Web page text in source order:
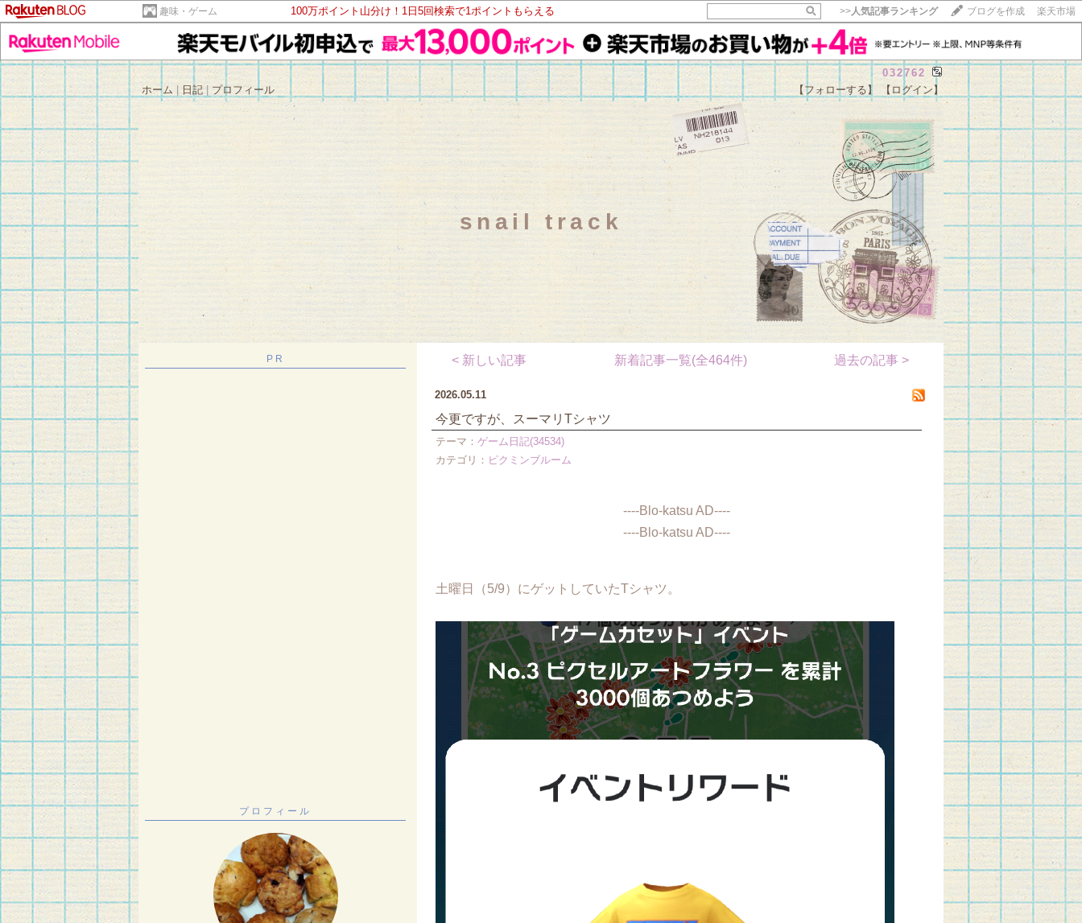
趣味・ゲーム 100万ポイント山分け！1日5回検索で1ポイントもらえる >>人気記事ランキング ブログを作成 楽天市場
032762
ホーム | 日記| プロフィール 【フォローする】 【ログイン】
snail track
【毎日開催】
15記事にいいね！で1ポイント
いいね! --/--
PR
プロフィール
< 新しい記事 新着記事一覧(全464件) 過去の記事 >
2026.05.11
今更ですが、スーマリTシャツ
テーマ：ゲーム日記(34534)
カテゴリ： ピクミンブルーム
----Blo-katsu AD----
----Blo-katsu AD----
土曜日（5/9）にゲットしていたTシャツ。